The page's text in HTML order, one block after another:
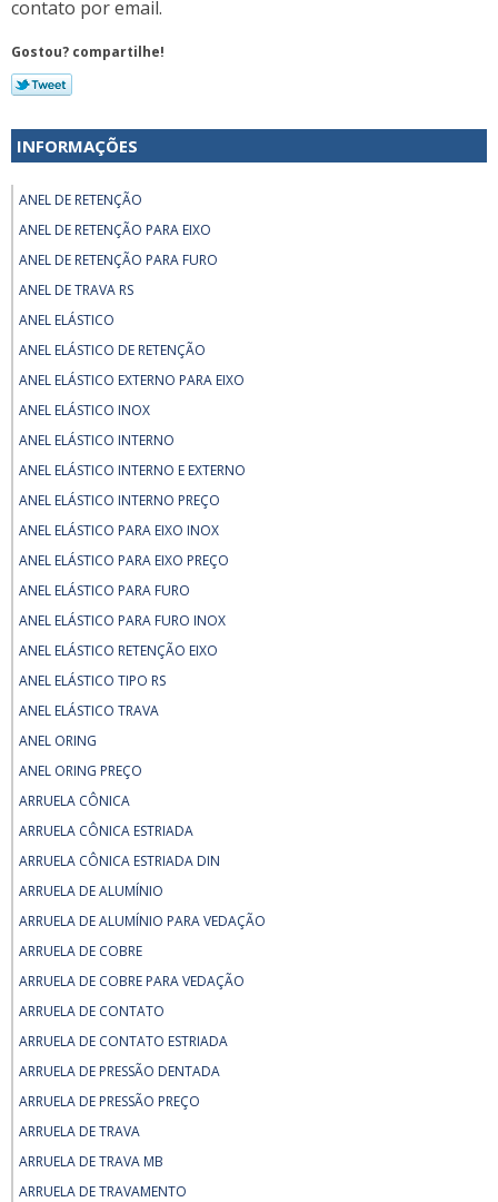
contato por email.
Gostou? compartilhe!
INFORMAÇÕES
ANEL DE RETENÇÃO
ANEL DE RETENÇÃO PARA EIXO
ANEL DE RETENÇÃO PARA FURO
ANEL DE TRAVA RS
ANEL ELÁSTICO
ANEL ELÁSTICO DE RETENÇÃO
ANEL ELÁSTICO EXTERNO PARA EIXO
ANEL ELÁSTICO INOX
ANEL ELÁSTICO INTERNO
ANEL ELÁSTICO INTERNO E EXTERNO
ANEL ELÁSTICO INTERNO PREÇO
ANEL ELÁSTICO PARA EIXO INOX
ANEL ELÁSTICO PARA EIXO PREÇO
ANEL ELÁSTICO PARA FURO
ANEL ELÁSTICO PARA FURO INOX
ANEL ELÁSTICO RETENÇÃO EIXO
ANEL ELÁSTICO TIPO RS
ANEL ELÁSTICO TRAVA
ANEL ORING
ANEL ORING PREÇO
ARRUELA CÔNICA
ARRUELA CÔNICA ESTRIADA
ARRUELA CÔNICA ESTRIADA DIN
ARRUELA DE ALUMÍNIO
ARRUELA DE ALUMÍNIO PARA VEDAÇÃO
ARRUELA DE COBRE
ARRUELA DE COBRE PARA VEDAÇÃO
ARRUELA DE CONTATO
ARRUELA DE CONTATO ESTRIADA
ARRUELA DE PRESSÃO DENTADA
ARRUELA DE PRESSÃO PREÇO
ARRUELA DE TRAVA
ARRUELA DE TRAVA MB
ARRUELA DE TRAVAMENTO